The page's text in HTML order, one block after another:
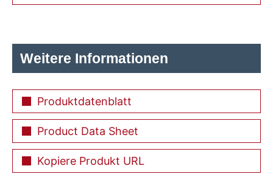
Weitere Informationen
Produktdatenblatt
Product Data Sheet
Kopiere Produkt URL